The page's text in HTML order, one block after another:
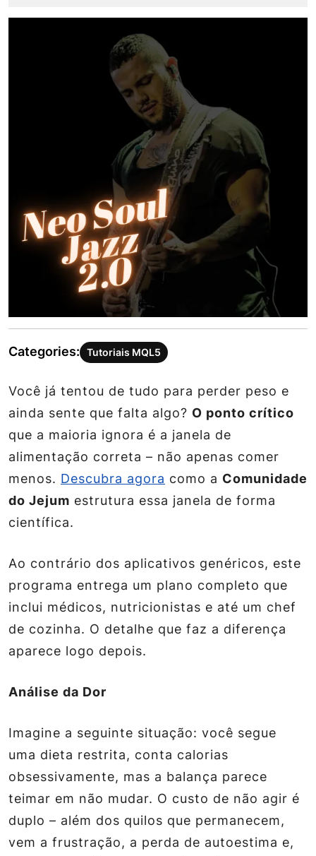
Categories: Tutoriais MQL5
Você já tentou de tudo para perder peso e
ainda sente que falta algo? O ponto crítico
que a maioria ignora é a janela de
alimentação correta – não apenas comer
menos. Descubra agora como a Comunidade
do Jejum estrutura essa janela de forma
científica.
Ao contrário dos aplicativos genéricos, este
programa entrega um plano completo que
inclui médicos, nutricionistas e até um chef
de cozinha. O detalhe que faz a diferença
aparece logo depois.
Análise da Dor
Imagine a seguinte situação: você segue
uma dieta restrita, conta calorias
obsessivamente, mas a balança parece
teimar em não mudar. O custo de não agir é
duplo – além dos quilos que permanecem,
vem a frustração, a perda de autoestima e,